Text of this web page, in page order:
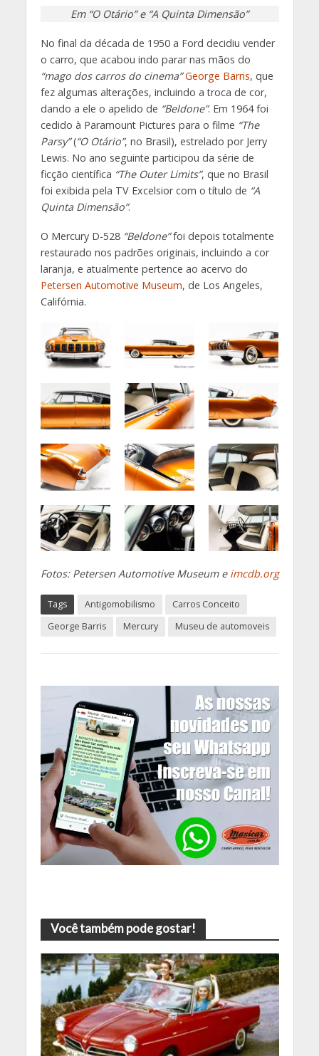
Em “O Otário” e “A Quinta Dimensão”
No final da década de 1950 a Ford decidiu vender
o carro, que acabou indo parar nas mãos do
“mago dos carros do cinema” George Barris, que
fez algumas alterações, incluindo a troca de cor,
dando a ele o apelido de “Beldone”. Em 1964 foi
cedido à Paramount Pictures para o filme “The
Parsy”(“O Otário”, no Brasil), estrelado por Jerry
Lewis. No ano seguinte participou da série de
ficção científica “The Outer Limits”, que no Brasil
foi exibida pela TV Excelsior com o título de “A
Quinta Dimensão”.
O Mercury D-528 “Beldone”foi depois totalmente
restaurado nos padrões originais, incluindo a cor
laranja, e atualmente pertence ao acervo do
Petersen Automotive Museum, de Los Angeles,
Califórnia.
Fotos: Petersen Automotive Museum e imcdb.org
Tags Antigomobilismo
Carros Conceito
George Barris
Mercury Museu de automoveis
Você também pode gostar!